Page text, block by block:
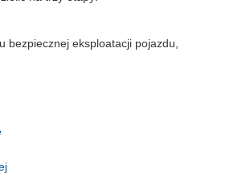
bezpiecznej eksploatacji pojazdu,